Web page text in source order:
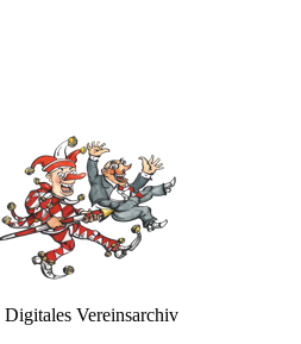
Digitales Vereinsarchiv